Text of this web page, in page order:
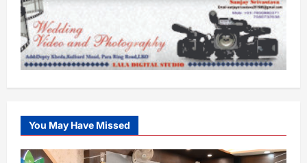
You May Have Missed